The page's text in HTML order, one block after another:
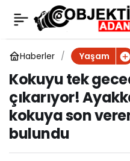
Haberler Yaşam
Kokuyu tek
çıkarıyor!
kokuya son
bulundu
Sadece bir tane
eklemek bile yetiyor!
Pirinçlerin
böceklenmesini
önleyen doğal yöntem